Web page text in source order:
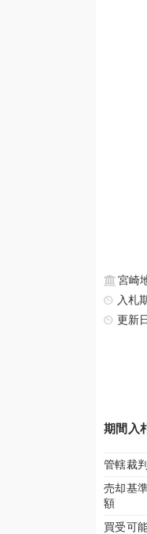
宮崎
入札
更新
期間入
管轄裁
売却基
額
買受可